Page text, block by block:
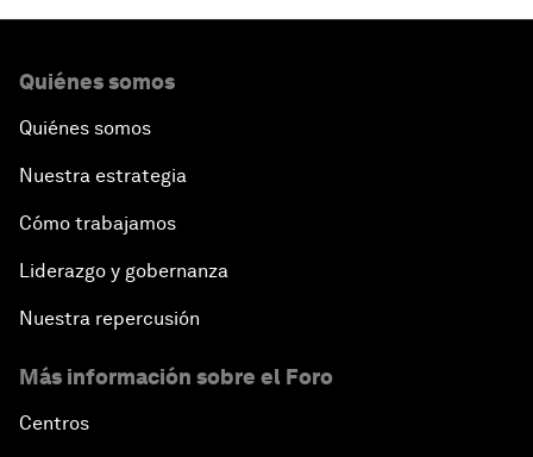
Quiénes somos
Quiénes somos
Nuestra estrategia
Cómo trabajamos
Liderazgo y gobernanza
Nuestra repercusión
Más información sobre el Foro
Centros